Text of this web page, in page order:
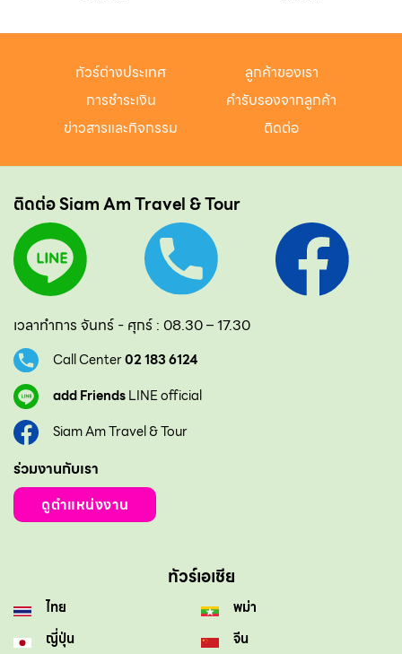
ทัวร์ต่างประเทศ
ลูกค้าของเรา
การชำระเงิน
คำรับรองจากลูกค้า
ข่าวสารและกิจกรรม
ติดต่อ
ติดต่อ Siam Am Travel & Tour
เวลาทำการ จันทร์ - ศุกร์ : 08.30 – 17.30
Call Center02 183 6124
add FriendsLINE official
Siam Am Travel & Tour
ร่วมงานกับเรา
ดูตำแหน่งงาน
ทัวร์เอเชีย
ไทย
ญี่ปุ่น
พม่า
จีน